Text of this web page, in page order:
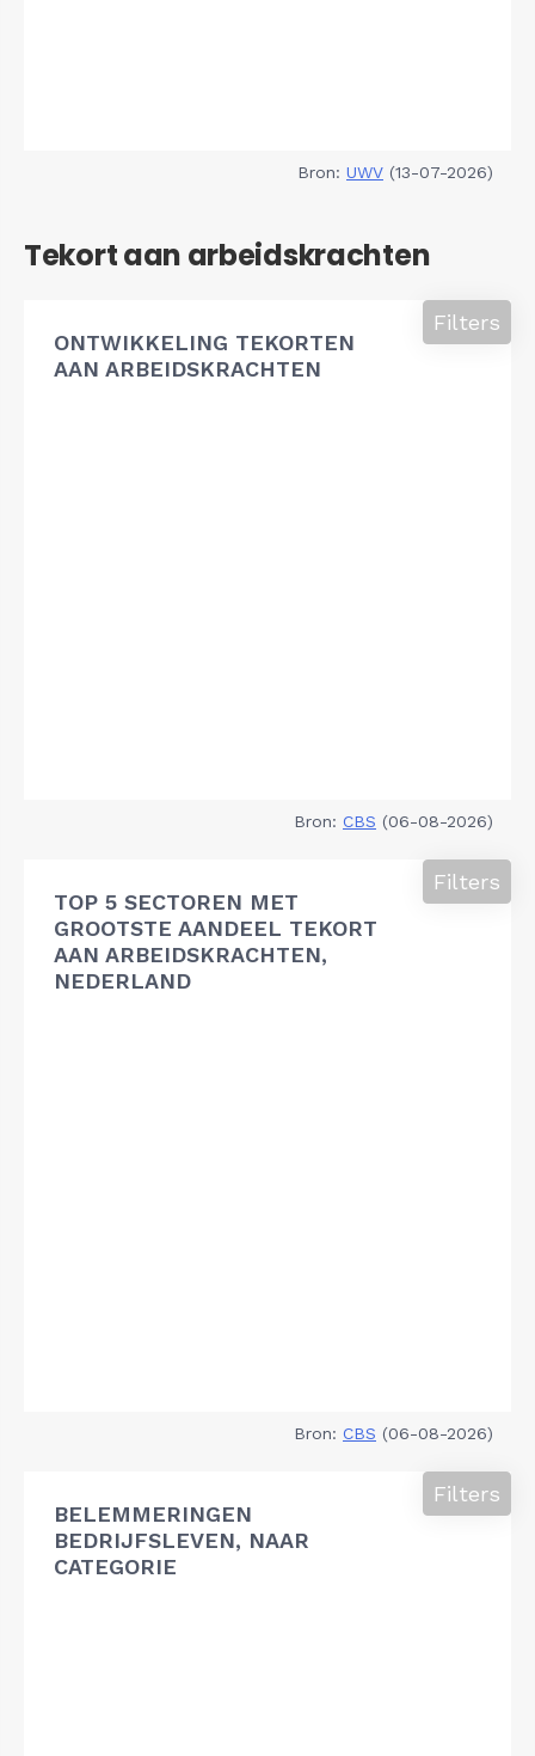
Bron: UWV (13-07-2026)
Tekort aan arbeidskrachten
ONTWIKKELING TEKORTEN
AAN ARBEIDSKRACHTEN
Filters
Bron: CBS (06-08-2026)
TOP 5 SECTOREN MET
GROOTSTE AANDEEL TEKORT
AAN ARBEIDSKRACHTEN,
NEDERLAND
Filters
Bron: CBS (06-08-2026)
BELEMMERINGEN
BEDRIJFSLEVEN, NAAR
CATEGORIE
Filters